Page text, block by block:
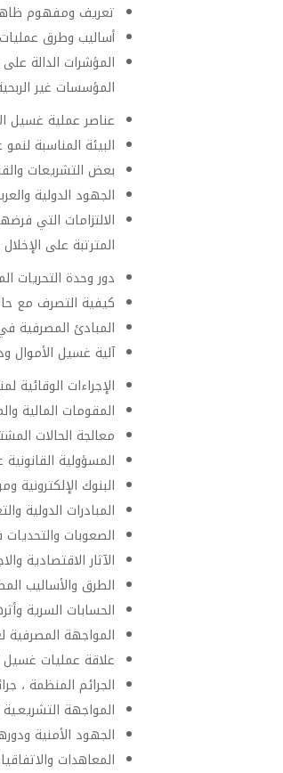
تعريف ومفهوم
أساليب وطرق عمليات
المؤشرات الدالة
المؤسسات غير
عناصر عملية غسيل
البيئة المناسبة
بعض التشريعات
الجهود الدولية
الالتزامات التي
المترتبة على
دور وحدة التحريات
كيفية التصرف مع
المبادئ المصرفية
آلية غسيل الأموال
الإجراءات
المقومات المالية
معالجة الحالات
المسؤولية
البنوك الإلكترونية
المبادرات الدولية
الصعوبات
الآثار الاقتصادية
الطرق والأساليب
الحسابات السرية
المواجهة المصرفية
علاقة عمليات غسيل
الجرائم المنظمة ،
المواجهة
الجهود الأمنية
المعاهدات